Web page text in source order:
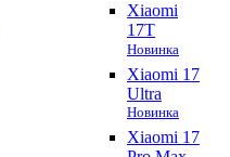
Xiaomi
17T
Новинка
Xiaomi 17
Ultra
Новинка
Xiaomi 17